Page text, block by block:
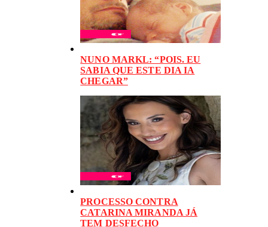
NUNO MARKL: “POIS. EU
SABIA QUE ESTE DIA IA
CHEGAR”
PROCESSO CONTRA
CATARINA MIRANDA JÁ
TEM DESFECHO